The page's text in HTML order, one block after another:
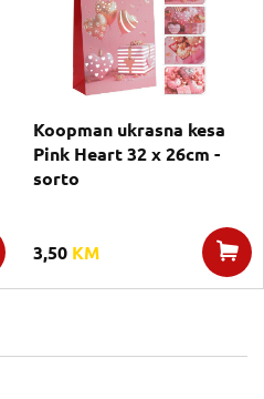
Koopman ukrasna kesa
Pink Heart 32 x 26cm -
sorto
3,50 KM